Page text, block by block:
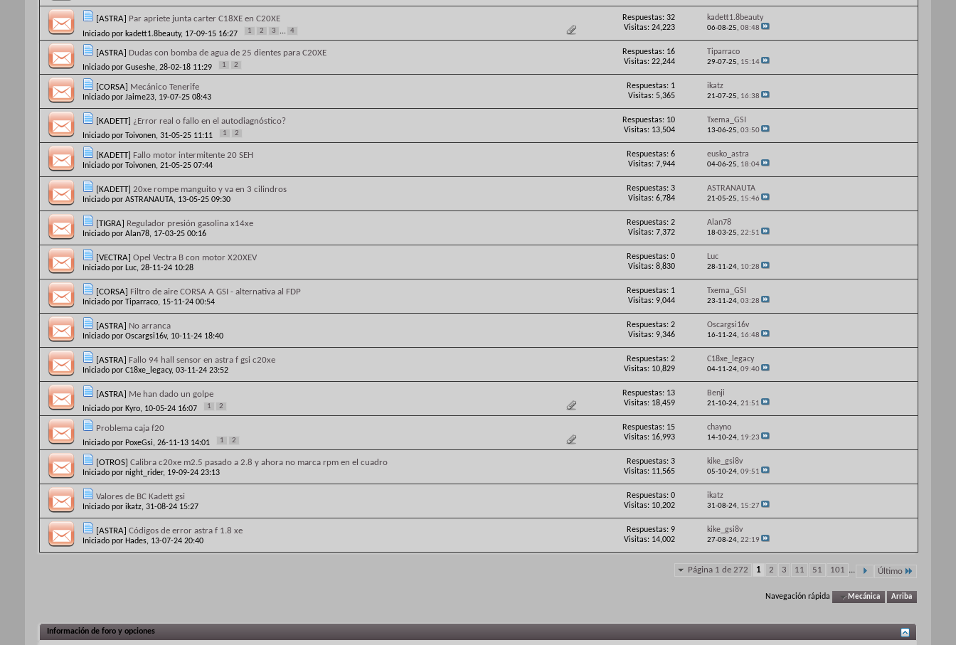
[ASTRA] Par apriete junta carter C18XE en C20XE
Iniciado por kadett1.8beauty, 17-09-15 16:27 1 2 3 ... 4
Respuestas: 32
Visitas: 24,223
kadett1.8beauty
06-08-25, 08:48
[ASTRA] Dudas con bomba de agua de 25 dientes para C20XE
Iniciado por Guseshe, 28-02-18 11:29 1 2
Respuestas: 16
Visitas: 22,244
Tiparraco
29-07-25, 15:14
[CORSA] Mecánico Tenerife
Iniciado por Jaime23, 19-07-25 08:43
Respuestas: 1
Visitas: 5,365
ikatz
21-07-25, 16:38
[KADETT] ¿Error real o fallo en el autodiagnóstico?
Iniciado por Toivonen, 31-05-25 11:11 1 2
Respuestas: 10
Visitas: 13,504
Txema_GSI
13-06-25, 03:50
[KADETT] Fallo motor intermitente 20 SEH
Iniciado por Toivonen, 21-05-25 07:44
Respuestas: 6
Visitas: 7,944
eusko_astra
04-06-25, 18:04
[KADETT] 20xe rompe manguito y va en 3 cilindros
Iniciado por ASTRANAUTA, 13-05-25 09:30
Respuestas: 3
Visitas: 6,784
ASTRANAUTA
21-05-25, 15:46
[TIGRA] Regulador presión gasolina x14xe
Iniciado por Alan78, 17-03-25 00:16
Respuestas: 2
Visitas: 7,372
Alan78
18-03-25, 22:51
[VECTRA] Opel Vectra B con motor X20XEV
Iniciado por Luc, 28-11-24 10:28
Respuestas: 0
Visitas: 8,830
Luc
28-11-24, 10:28
[CORSA] Filtro de aire CORSA A GSI - alternativa al FDP
Iniciado por Tiparraco, 15-11-24 00:54
Respuestas: 1
Visitas: 9,044
Txema_GSI
23-11-24, 03:28
[ASTRA] No arranca
Iniciado por Oscargsi16v, 10-11-24 18:40
Respuestas: 2
Visitas: 9,346
Oscargsi16v
16-11-24, 16:48
[ASTRA] Fallo 94 hall sensor en astra f gsi c20xe
Iniciado por C18xe_legacy, 03-11-24 23:52
Respuestas: 2
Visitas: 10,829
C18xe_legacy
04-11-24, 09:40
[ASTRA] Me han dado un golpe
Iniciado por Kyro, 10-05-24 16:07 1 2
Respuestas: 13
Visitas: 18,459
Benji
21-10-24, 21:51
Problema caja f20
Iniciado por PoxeGsi, 26-11-13 14:01 1 2
Respuestas: 15
Visitas: 16,993
chayno
14-10-24, 19:23
[OTROS] Calibra c20xe m2.5 pasado a 2.8 y ahora no marca rpm en el cuadro
Iniciado por night_rider, 19-09-24 23:13
Respuestas: 3
Visitas: 11,565
kike_gsi8v
05-10-24, 09:51
Valores de BC Kadett gsi
Iniciado por ikatz, 31-08-24 15:27
Respuestas: 0
Visitas: 10,202
ikatz
31-08-24, 15:27
[ASTRA] Códigos de error astra f 1.8 xe
Iniciado por Hades, 13-07-24 20:40
Respuestas: 9
Visitas: 14,002
kike_gsi8v
27-08-24, 22:19
Página 1 de 272 1 2 3 11 51 101 ... Último
Navegación rápida Mecánica Arriba
Información de foro y opciones